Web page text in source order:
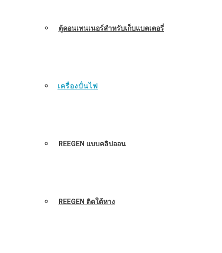
ตู้คอนเทนเนอร์สำหรับเก็บแบตเตอรี่
เครื่องปั่นไฟ
REEGEN แบบคลิปออน
REEGEN ติดใต้หาง